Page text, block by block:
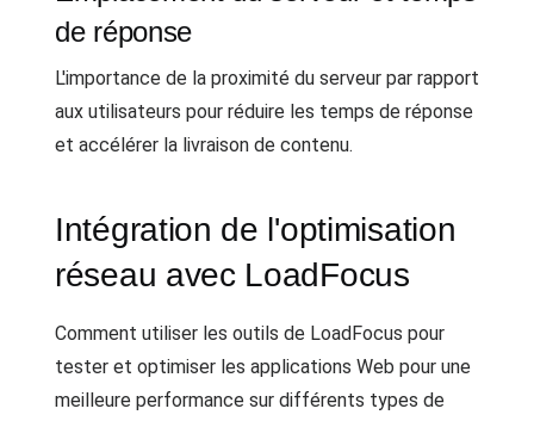
de réponse
L'importance de la proximité du serveur par rapport
aux utilisateurs pour réduire les temps de réponse
et accélérer la livraison de contenu.
Intégration de l'optimisation
réseau avec LoadFocus
Comment utiliser les outils de LoadFocus pour
tester et optimiser les applications Web pour une
meilleure performance sur différents types de